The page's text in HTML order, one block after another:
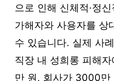
으로 인해 신체적·정
가해자와 사용자를 상
수 있습니다. 실제 사
직장 내 성희롱 피해
만 원, 회사가 3000만